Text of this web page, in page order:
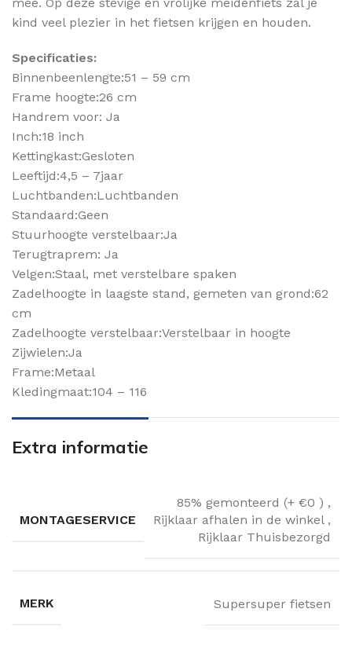
kind veel plezier in het fietsen krijgen en houden.
Specificaties:
Binnenbeenlengte:51 – 59 cm
Frame hoogte:26 cm
Handrem voor: Ja
Inch:18 inch
Kettingkast:Gesloten
Leeftijd:4,5 – 7jaar
Luchtbanden:Luchtbanden
Standaard:Geen
Stuurhoogte verstelbaar:Ja
Terugtraprem: Ja
Velgen:Staal, met verstelbare spaken
Zadelhoogte in laagste stand, gemeten van grond:62
cm
Zadelhoogte verstelbaar:Verstelbaar in hoogte
Zijwielen:Ja
Frame:Metaal
Kledingmaat:104 – 116
Extra informatie
MONTAGESERVICE
85% gemonteerd (+ €0 ) ,
Rijklaar afhalen in de winkel ,
Rijklaar Thuisbezorgd
MERK Supersuper fietsen